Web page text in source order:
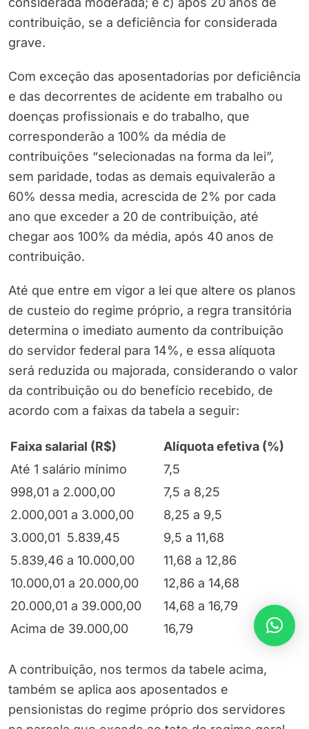
contribuição, se a deficiência for considerada
grave.
Com exceção das aposentadorias por deficiência
e das decorrentes de acidente em trabalho ou
doenças profissionais e do trabalho, que
corresponderão a 100% da média de
contribuições “selecionadas na forma da lei”,
sem paridade, todas as demais equivalerão a
60% dessa media, acrescida de 2% por cada
ano que exceder a 20 de contribuição, até
chegar aos 100% da média, após 40 anos de
contribuição.
Até que entre em vigor a lei que altere os planos
de custeio do regime próprio, a regra transitória
determina o imediato aumento da contribuição
do servidor federal para 14%, e essa alíquota
será reduzida ou majorada, considerando o valor
da contribuição ou do benefício recebido, de
acordo com a faixas da tabela a seguir:
Faixa salarial (R$)
Alíquota efetiva (%)
Até 1 salário mínimo
7,5
998,01 a 2.000,00
7,5 a 8,25
2.000,001 a 3.000,00
8,25 a 9,5
3.000,01 5.839,45
9,5 a 11,68
5.839,46 a 10.000,00
11,68 a 12,86
10.000,01 a 20.000,00
12,86 a 14,68
20.000,01 a 39.000,00
14,68 a 16,79
Acima de 39.000,00
16,79
A contribuição, nos termos da tabele acima,
também se aplica aos aposentados e
pensionistas do regime próprio dos servidores